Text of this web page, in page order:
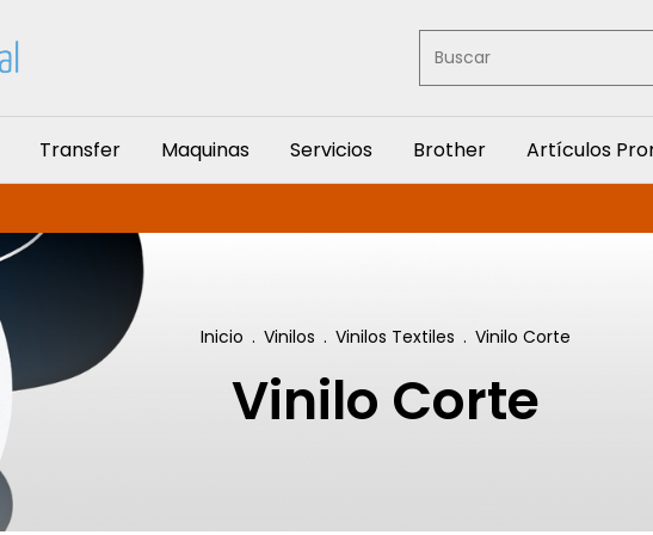
Transfer Maquinas Servicios Brother Artículos
Inicio . Vinilos . Vinilos Textiles . Vinilo Corte
Vinilo Corte